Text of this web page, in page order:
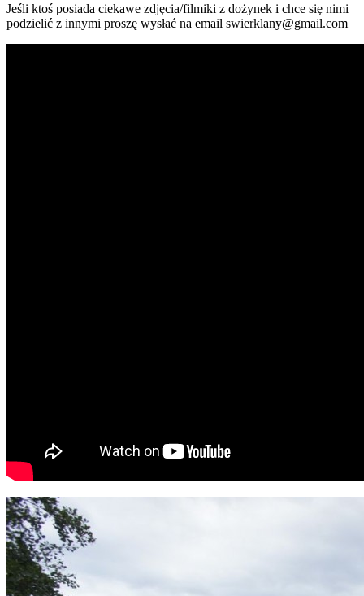
Jeśli ktoś posiada ciekawe zdjęcia/filmiki z dożynek i chce się nimi
podzielić z innymi proszę wysłać na email swierklany@gmail.com